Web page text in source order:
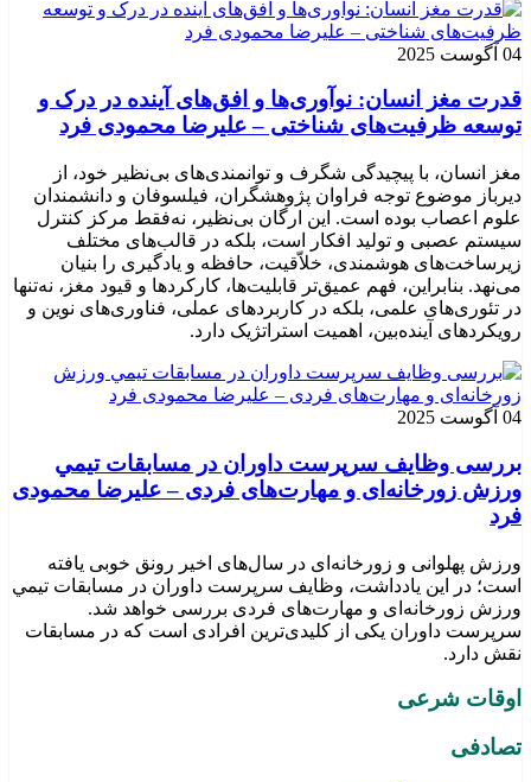
04 آگوست 2025
قدرت مغز انسان: نوآوری‌ها و افق‌های آینده در درک و
توسعه ظرفیت‌های شناختی – علیرضا محمودی فرد
مغز انسان، با پیچیدگی شگرف و توانمندی‌های بی‌نظیر خود، از
دیرباز موضوع توجه فراوان پژوهشگران، فیلسوفان و دانشمندان
علوم اعصاب بوده است. این ارگان بی‌نظیر، نه‌فقط مرکز کنترل
سیستم عصبی و تولید افکار است، بلکه در قالب‌های مختلف
زیرساخت‌های هوشمندی، خلاّقیت، حافظه و یادگیری را بنیان
می‌نهد. بنابراین، فهم عمیق‌تر قابلیت‌ها، کارکردها و قیود مغز، نه‌تنها
در تئوری‌های علمی، بلکه در کاربردهای عملی، فناوری‌های نوین و
رویکردهای آینده‌بین، اهمیت استراتژیک دارد.
04 آگوست 2025
بررسی وظايف سرپرست داوران در مسابقات تیمي
ورزش زورخانه‌ای و مهارت‌های فردی – علیرضا محمودی
فرد
ورزش پهلوانی و زورخانه‌ای در سال‌های اخیر رونق خوبی یافته
است؛ در این یادداشت، وظایف سرپرست داوران در مسابقات تیمي
ورزش زورخانه‌ای و مهارت‌های فردی بررسی خواهد شد.
سرپرست داوران یکی از کلیدی‌ترین افرادی است که در مسابقات
نقش دارد.
اوقات شرعی
تصادفی